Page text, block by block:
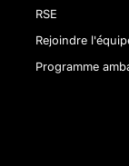
RSE
Rejoindre
Programme